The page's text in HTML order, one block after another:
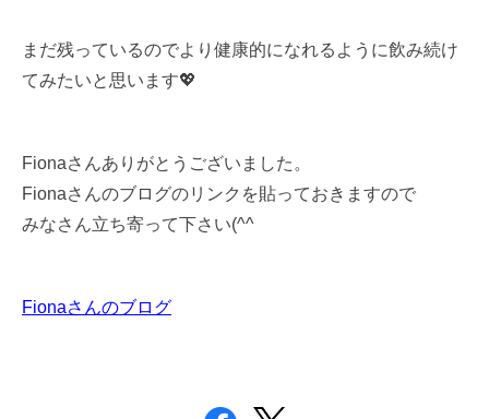
まだ残っているのでより健康的になれるように飲み続け
てみたいと思います💖
Fionaさんありがとうございました。
Fionaさんのブログのリンクを貼っておきますので
みなさん立ち寄って下さい(^^ゞ
Fionaさんのブログ